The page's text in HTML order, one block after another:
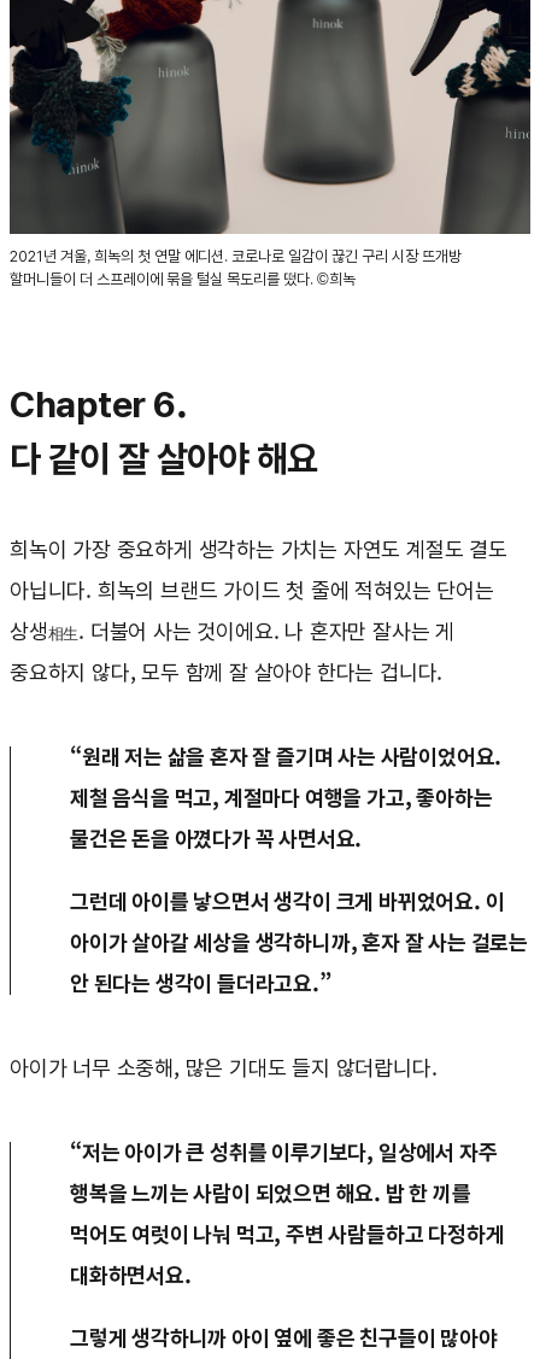
2021년 겨울, 희녹의 첫 연말 에디션. 코로나로 일감이 끊긴 구리 시장 뜨개방
할머니들이 더 스프레이에 묶을 털실 목도리를 떴다. ©희녹
Chapter 6.
다 같이 잘 살아야 해요
희녹이 가장 중요하게 생각하는 가치는 자연도 계절도 결도
아닙니다. 희녹의 브랜드 가이드 첫 줄에 적혀있는 단어는
상생相生. 더불어 사는 것이에요. 나 혼자만 잘사는 게
중요하지 않다, 모두 함께 잘 살아야 한다는 겁니다.
“원래 저는 삶을 혼자 잘 즐기며 사는 사람이었어요.
제철 음식을 먹고, 계절마다 여행을 가고, 좋아하는
물건은 돈을 아꼈다가 꼭 사면서요.
그런데 아이를 낳으면서 생각이 크게 바뀌었어요. 이
아이가 살아갈 세상을 생각하니까, 혼자 잘 사는 걸로는
안 된다는 생각이 들더라고요.”
아이가 너무 소중해, 많은 기대도 들지 않더랍니다.
“저는 아이가 큰 성취를 이루기보다, 일상에서 자주
행복을 느끼는 사람이 되었으면 해요. 밥 한 끼를
먹어도 여럿이 나눠 먹고, 주변 사람들하고 다정하게
대화하면서요.
그렇게 생각하니까 아이 옆에 좋은 친구들이 많아야